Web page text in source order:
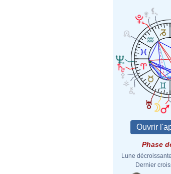
Phase
Lune
Dernier